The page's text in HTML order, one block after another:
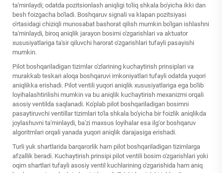
ta'minlaydi; odatda pozitsionlash aniqligi to'liq shkala bo'yicha ikki dan
besh foizgacha bo'ladi. Boshqaruv signali va klapan pozitsiyasi
o'rtasidagi chiziqli munosabat bashorat qilish mumkin bo'lgan ishlashni
ta'minlaydi, biroq aniqlik jarayon bosimi o'zgarishlari va aktuator
xususiyatlariga ta'sir qiluvchi harorat o'zgarishlari tufayli pasayishi
mumkin.
Pilot boshqariladigan tizimlar o'zlarining kuchaytirish prinsiplari va
murakkab teskari aloqa boshqaruvi imkoniyatlari tufayli odatda yuqori
aniqlikka erishadi. Pilot ventili yuqori aniqlik xususiyatlariga ega bo'lib
loyihalashtirilishi mumkin va bu aniqlik kuchaytirish mexanizmi orqali
asosiy ventilda saqlanadi. Ko'plab pilot boshqariladigan bosimni
pasaytiruvchi ventillar tizimlari to'la shkala bo'yicha bir foizlik aniqlikda
joylashuvni ta'minlaydi, ba'zi maxsus loyihalar esa ilg'or boshqaruv
algoritmlari orqali yanada yuqori aniqlik darajasiga erishadi.
Turli yuk shartlarida barqarorlik ham pilot boshqariladigan tizimlarga
afzallik beradi. Kuchaytirish prinsipi pilot ventili bosim o'zgarishlari yoki
oqim shartlari tufayli asosiy ventil kuchlarining o'zgarishida ham aniq